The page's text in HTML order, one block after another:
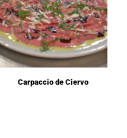
Carpaccio de Ciervo